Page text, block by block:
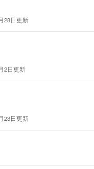
28日更新
2日更新
23日更新